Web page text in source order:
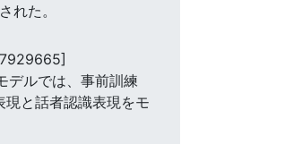
れた。
デルでは、事前訓練
と話者認識表現をモ